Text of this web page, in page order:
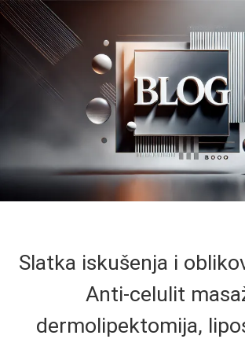
Slatka iskušenja i
Anti-celulit
dermolipektomija,